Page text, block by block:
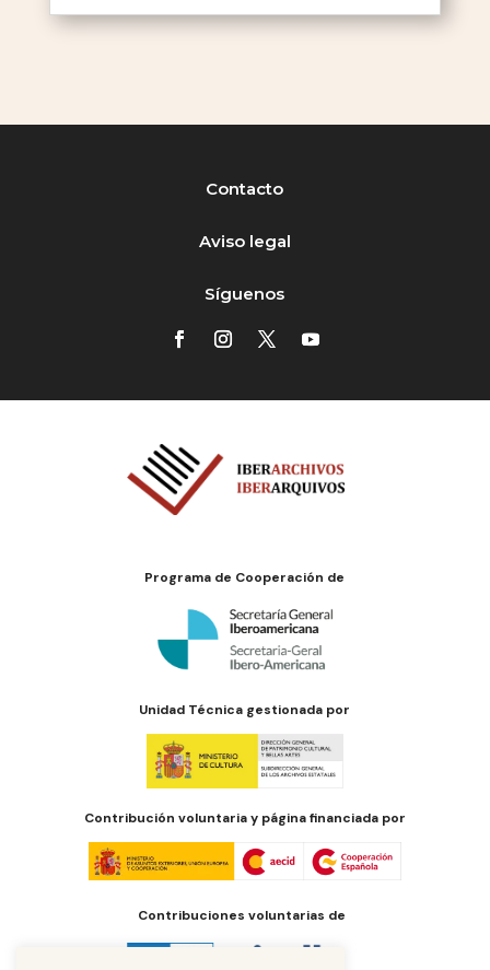
Contacto
Aviso legal
Síguenos
Programa de Cooperación de
Unidad Técnica gestionada por
Contribución voluntaria y página financiada por
Contribuciones voluntarias de